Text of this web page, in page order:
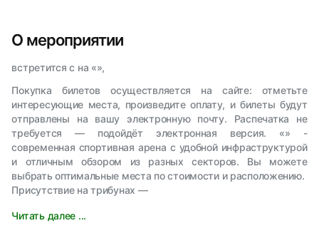
О мероприятии
встретится с на «»,
Покупка билетов осуществляется на сайте: отметьте
интересующие места, произведите оплату, и билеты будут
отправлены на вашу электронную почту. Распечатка не
требуется — подойдёт электронная версия. «» -
современная спортивная арена с удобной инфраструктурой
и отличным обзором из разных секторов. Вы можете
выбрать оптимальные места по стоимости и расположению.
Присутствие на трибунах —
Читать далее ...